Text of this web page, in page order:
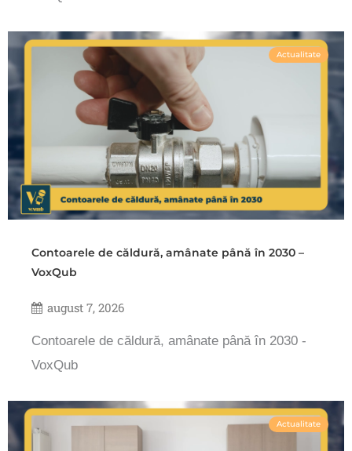
Actualitate
Contoarele de căldură, amânate până în 2030 –
VoxQub
august 7, 2026
Contoarele de căldură, amânate până în 2030 -
VoxQub
Actualitate